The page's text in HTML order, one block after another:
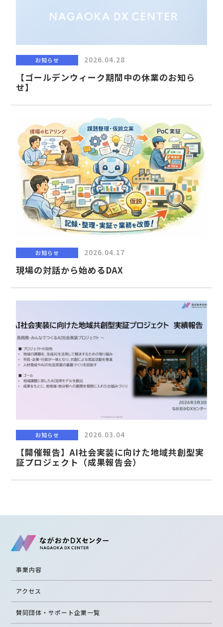
お知らせ 2026.04.28
【ゴールデンウィーク期間中の休業のお知ら
せ】
お知らせ 2026.04.17
現場の対話から始めるDAX
お知らせ 2026.03.04
【開催報告】AI社会実装に向けた地域共創型実
証プロジェクト（成果報告会）
事業内容
アクセス
賛同団体・サポート企業一覧